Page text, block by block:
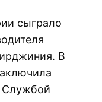
сыграло
В
Службой